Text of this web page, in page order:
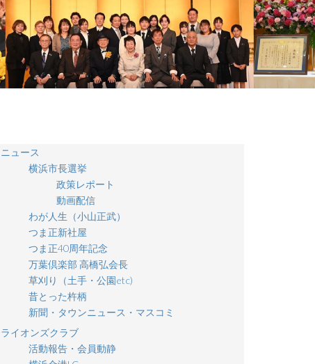
ニュース
横浜市長選挙
政策レポート
動画配信
わが人生（小山正武）
つま正新社屋
つま正40周年記念
万葉倶楽部 高橋弘会長
草刈り（土手・公園etc)
昔とった杵柄
新聞・タウンニュース・マスコミ
ライオンズクラブ
活動報告・会員動静